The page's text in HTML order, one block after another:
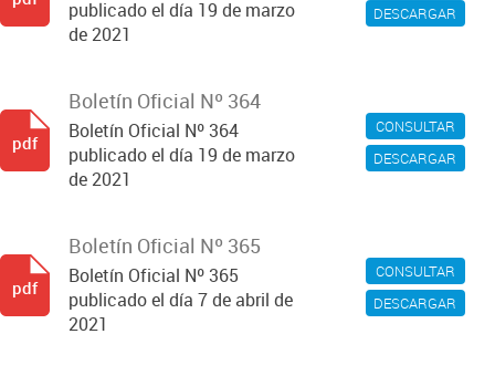
DESCARGAR
publicado el día 19 de marzo
de 2021
CONSULTAR
DESCARGAR
Boletín Oficial Nº 364
Boletín Oficial Nº 364
publicado el día 19 de marzo
de 2021
pdf
CONSULTAR
DESCARGAR
Boletín Oficial Nº 365
Boletín Oficial Nº 365
publicado el día 7 de abril de
2021
pdf